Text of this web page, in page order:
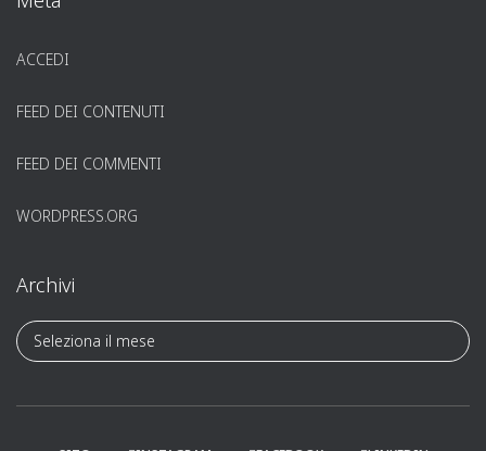
ACCEDI
FEED DEI CONTENUTI
FEED DEI COMMENTI
WORDPRESS.ORG
Archivi
A
r
h